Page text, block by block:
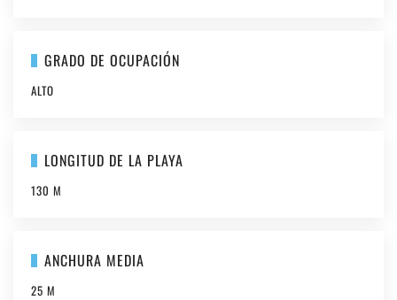
GRADO DE OCUPACIÓN
ALTO
LONGITUD DE LA PLAYA
130 M
ANCHURA MEDIA
25 M